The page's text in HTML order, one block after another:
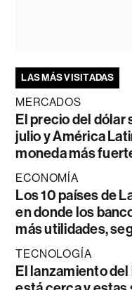
LAS MÁS VISITADAS
MERCADOS
El precio del dólar
julio y América
moneda más
ECONOMÍA
Los 10 países de
en donde los
más utilidades,
TECNOLOGÍA
El lanzamiento del